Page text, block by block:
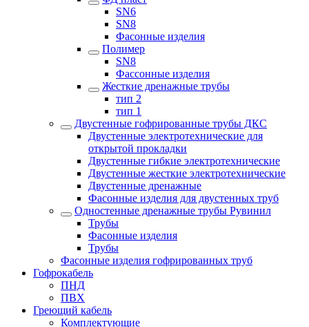
SN6
SN8
Фасонные изделия
Полимер
SN8
Фассонные изделия
Жесткие дренажные трубы
тип 2
тип 1
Двустенные гофрированные трубы ДКС
Двустенные электротехнические для
открытой прокладки
Двустенные гибкие электротехнические
Двустенные жесткие электротехнические
Двустенные дренажные
Фасонные изделия для двустенных труб
Одностенные дренажные трубы Рувинил
Трубы
Фасонные изделия
Трубы
Фасонные изделия гофрированных труб
Гофрокабель
ПНД
ПВХ
Греющий кабель
Комплектующие